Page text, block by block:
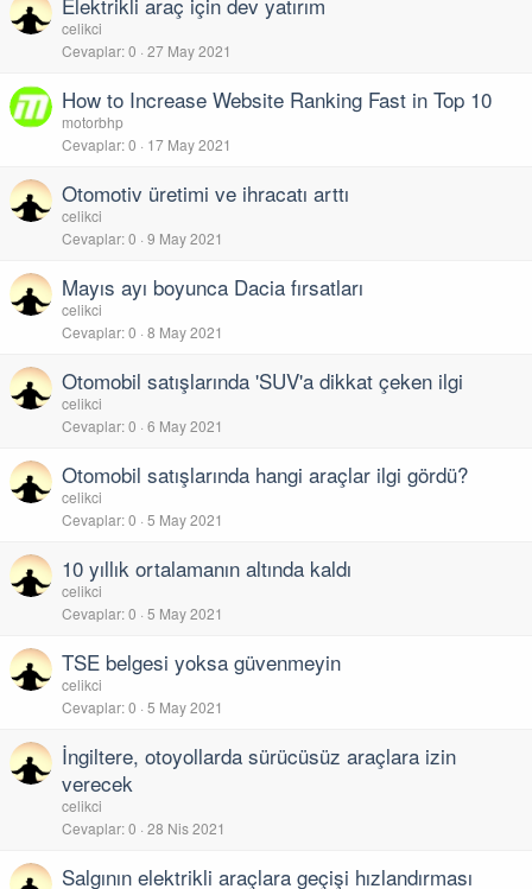
celikci
Cevaplar 0 27 May 2021
How to Increase Website Ranking Fast in Top 10
motorbhp
Cevaplar 0 17 May 2021
Otomotiv üretimi ve ihracatı arttı
celikci
Cevaplar 0 9 May 2021
Mayıs ayı boyunca Dacia fırsatları
celikci
Cevaplar 0 8 May 2021
Otomobil satışlarında 'SUV'a dikkat çeken ilgi
celikci
Cevaplar 0 6 May 2021
Otomobil satışlarında hangi araçlar ilgi gördü?
celikci
Cevaplar 0 5 May 2021
10 yıllık ortalamanın altında kaldı
celikci
Cevaplar 0 5 May 2021
TSE belgesi yoksa güvenmeyin
celikci
Cevaplar 0 5 May 2021
İngiltere, otoyollarda sürücüsüz araçlara izin
verecek
celikci
Cevaplar 0 28 Nis 2021
Salgının elektrikli araçlara geçişi hızlandırması